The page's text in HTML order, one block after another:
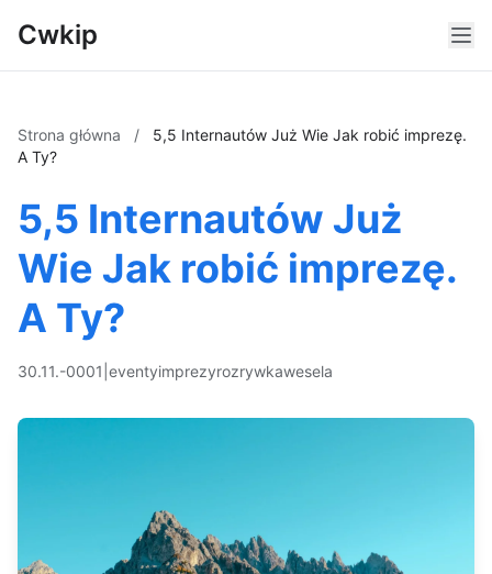
Cwkip
Strona główna /
5,5 Internautów Już Wie Jak robić imprezę.
A Ty?
5,5 Internautów Już
Wie Jak robić imprezę.
A Ty?
30.11.-0001 eventyimprezyrozrywkawesela